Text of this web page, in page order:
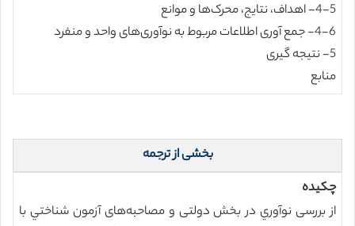
4-5- اهداف، نتایج، محرک‌ها و موانع
4-6- جمع آوری اطلاعات مربوط به نوآوری‌های واحد و منفرد
5- نتیجه گیری
منابع
بخشی از ترجمه
چکیده
از بررسی نوآوري در بخش دولتی و مصاحبه‌های آزمون شناختي با